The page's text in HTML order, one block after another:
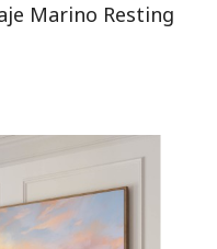
Marino Resting